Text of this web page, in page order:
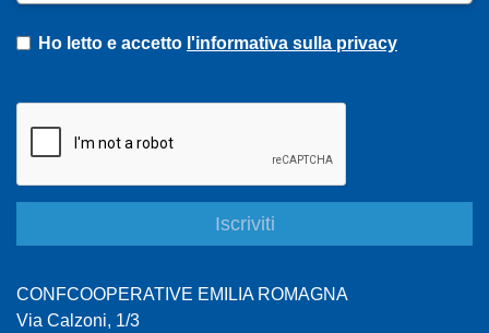
Ho letto e accetto l'informativa sulla privacy
CONFCOOPERATIVE EMILIA ROMAGNA
Via Calzoni, 1/3